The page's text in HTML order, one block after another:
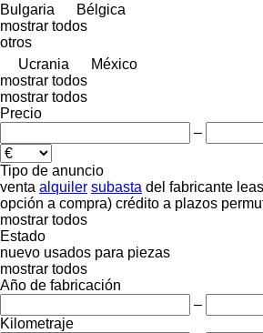
Bulgaria
Bélgica
mostrar todos
otros
Ucrania
México
mostrar todos
mostrar todos
Precio
–
Tipo de anuncio
venta alquiler subasta del fabricante
opción a compra) crédito a plazos
mostrar todos
Estado
nuevo usados para piezas
mostrar todos
Año de fabricación
–
Kilometraje